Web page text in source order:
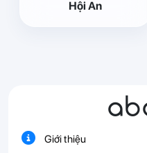
Hội An
Giới thiệu